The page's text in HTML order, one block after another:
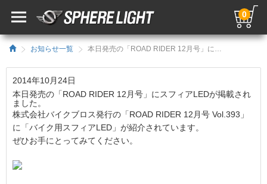
0
お知らせ一覧 本日発売の「ROAD RIDER 12月号」にスフィアLEDが掲載されました。／HIDキット｜LEDヘッドライト販売のスフィアライト
2014年10月24日
本日発売の「ROAD RIDER 12月号」にスフィアLEDが掲載され
ました。
株式会社バイクブロス発行の「ROAD RIDER 12月号 Vol.393」
に「バイク用スフィアLED」が紹介されています。
ぜひお手にとってみてください。